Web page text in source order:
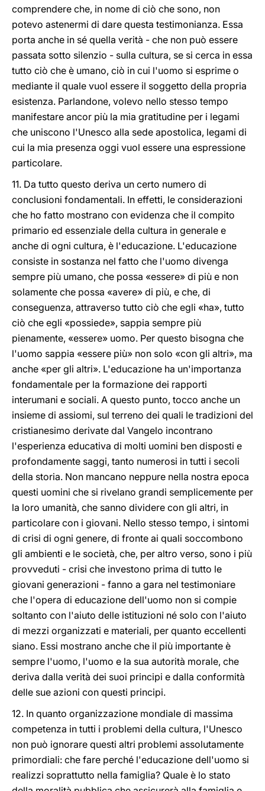
comprendere che, in nome di ciò che sono, non
potevo astenermi di dare questa testimonianza. Essa
porta anche in sé quella verità - che non può essere
passata sotto silenzio - sulla cultura, se si cerca in essa
tutto ciò che è umano, ciò in cui l'uomo si esprime o
mediante il quale vuol essere il soggetto della propria
esistenza. Parlandone, volevo nello stesso tempo
manifestare ancor più la mia gratitudine per i legami
che uniscono l'Unesco alla sede apostolica, legami di
cui la mia presenza oggi vuol essere una espressione
particolare.
11. Da tutto questo deriva un certo numero di
conclusioni fondamentali. In effetti, le considerazioni
che ho fatto mostrano con evidenza che il compito
primario ed essenziale della cultura in generale e
anche di ogni cultura, è l'educazione. L'educazione
consiste in sostanza nel fatto che l'uomo divenga
sempre più umano, che possa «essere» di più e non
solamente che possa «avere» di più, e che, di
conseguenza, attraverso tutto ciò che egli «ha», tutto
ciò che egli «possiede», sappia sempre più
pienamente, «essere» uomo. Per questo bisogna che
l'uomo sappia «essere più» non solo «con gli altri», ma
anche «per gli altri». L'educazione ha un'importanza
fondamentale per la formazione dei rapporti
interumani e sociali. A questo punto, tocco anche un
insieme di assiomi, sul terreno dei quali le tradizioni del
cristianesimo derivate dal Vangelo incontrano
l'esperienza educativa di molti uomini ben disposti e
profondamente saggi, tanto numerosi in tutti i secoli
della storia. Non mancano neppure nella nostra epoca
questi uomini che si rivelano grandi semplicemente per
la loro umanità, che sanno dividere con gli altri, in
particolare con i giovani. Nello stesso tempo, i sintomi
di crisi di ogni genere, di fronte ai quali soccombono
gli ambienti e le società, che, per altro verso, sono i più
provveduti - crisi che investono prima di tutto le
giovani generazioni - fanno a gara nel testimoniare
che l'opera di educazione dell'uomo non si compie
soltanto con l'aiuto delle istituzioni né solo con l'aiuto
di mezzi organizzati e materiali, per quanto eccellenti
siano. Essi mostrano anche che il più importante è
sempre l'uomo, l'uomo e la sua autorità morale, che
deriva dalla verità dei suoi principi e dalla conformità
delle sue azioni con questi principi.
12. In quanto organizzazione mondiale di massima
competenza in tutti i problemi della cultura, l'Unesco
non può ignorare questi altri problemi assolutamente
primordiali: che fare perché l'educazione dell'uomo si
realizzi soprattutto nella famiglia? Quale è lo stato